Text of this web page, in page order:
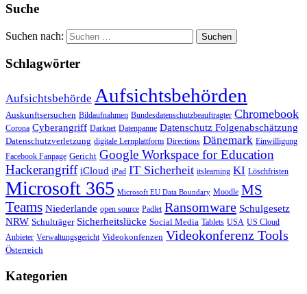
Suche
Suchen nach:
Schlagwörter
Aufsichtsbehörde Aufsichtsbehörden
Auskunftsersuchen Bildaufnahmen Bundesdatenschutzbeauftragter Chromebook
Corona Cyberangriff Darknet Datenpanne Datenschutz Folgenabschätzung
Datenschutzverletzung digitale Lernplattform Directions Dänemark Einwilligung
Facebook Fanpage Gericht Google Workspace for Education
Hackerangriff iCloud iPad IT Sicherheit itslearning KI Löschfristen
Microsoft 365 Microsoft EU Data Boundary Moodle MS
Teams Niederlande open source Padlet Ransomware Schulgesetz
NRW Schulträger Sicherheitslücke Social Media Tablets USA US Cloud
Anbieter Verwaltungsgericht Videokonfenzen Videokonferenz Tools
Österreich
Kategorien